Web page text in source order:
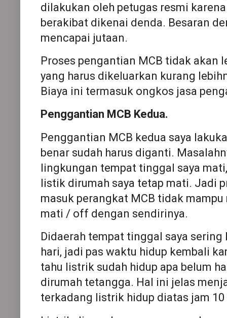
dilakukan oleh petugas resmi
berakibat dikenai denda. Besaran
mencapai jutaan.
Proses pengantian MCB tidak akan
yang harus dikeluarkan kurang
Biaya ini termasuk ongkos jasa
Penggantian MCB Kedua.
Penggantian MCB kedua saya
benar sudah harus diganti.
lingkungan tempat tinggal saya
listik dirumah saya tetap mati. Jadi
masuk perangkat MCB tidak
mati / off dengan sendirinya.
Didaerah tempat tinggal saya
hari, jadi pas waktu hidup kembali
tahu listrik sudah hidup apa belum
dirumah tetangga. Hal ini jelas
terkadang listrik hidup diatas jam 10